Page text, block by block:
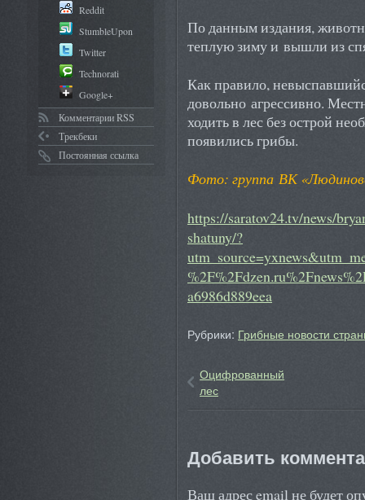
Reddit
StumbleUpon
Twitter
Technorati
Google+
Комментарии RSS
Трекбеки
Постоянная ссылка
По данным издания,
теплую зиму и вышли из
Как правило,
довольно агрессивно.
ходить в лес без острой
появились грибы.
Фото: группа ВК
https://saratov24.tv/news/
shatuny/?
a6986d889eea
Рубрики: Грибные новости
Оцифрованный
лес
Добавить
Ваш адрес email не будет